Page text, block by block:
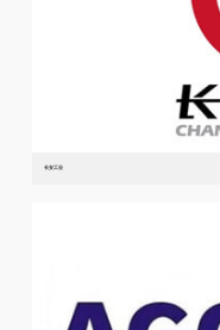
长安工业